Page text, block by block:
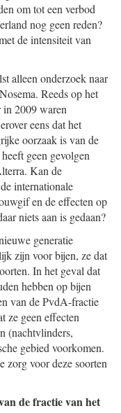
om tot een verbod
nog geen reden?
de intensiteit van
alleen onderzoek naar
Reeds op het
2009 waren
eens dat het
oorzaak is van de
geen gevolgen
Kan de
internationale
en de effecten op
niets aan is gedaan?
generatie
zijn voor bijen, ze dat
In het geval dat
hebben op bijen
van de PvdA-fractie
ze geen effecten
(nachtvlinders,
gebied voorkomen.
zorg voor deze soorten
de fractie van het